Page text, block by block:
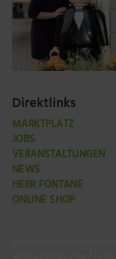
Direktlinks
MARKTPLATZ
JOBS
VERANSTALTUNGEN
NEWS
HERR FONTANE
ONLINE SHOP